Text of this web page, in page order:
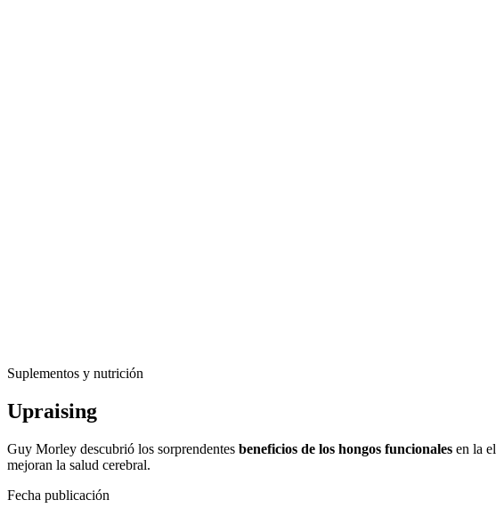
Suplementos y nutrición
Upraising
Guy Morley descubrió los sorprendentes beneficios de los hongos funcionales en la
mejoran la salud cerebral.
Fecha publicación